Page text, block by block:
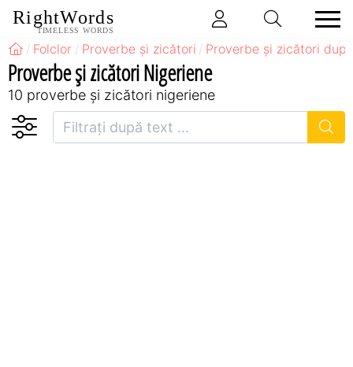
RightWords
TIMELESS WORDS
Folclor Proverbe și zicători Proverbe și zicători
Proverbe și zicători Nigeriene
10 proverbe și zicători nigeriene